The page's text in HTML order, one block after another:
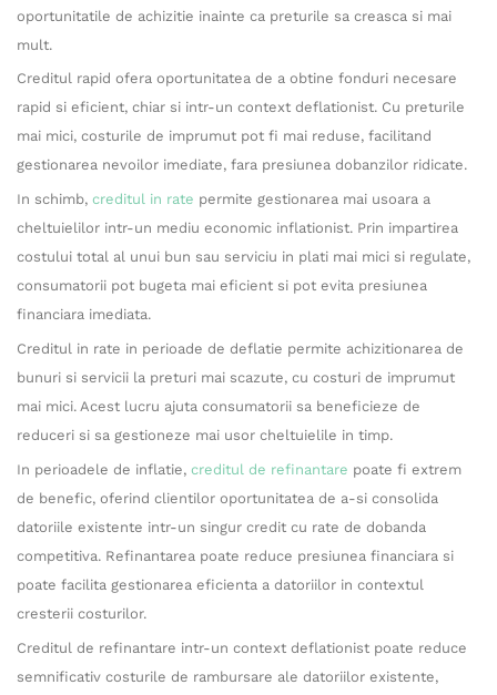
oportunitatile de achizitie inainte ca preturile sa creasca si mai
mult.
Creditul rapid ofera oportunitatea de a obtine fonduri necesare
rapid si eficient, chiar si intr-un context deflationist. Cu preturile
mai mici, costurile de imprumut pot fi mai reduse, facilitand
gestionarea nevoilor imediate, fara presiunea dobanzilor ridicate.
In schimb, creditul in rate permite gestionarea mai usoara a
cheltuielilor intr-un mediu economic inflationist. Prin impartirea
costului total al unui bun sau serviciu in plati mai mici si regulate,
consumatorii pot bugeta mai eficient si pot evita presiunea
financiara imediata.
Creditul in rate in perioade de deflatie permite achizitionarea de
bunuri si servicii la preturi mai scazute, cu costuri de imprumut
mai mici. Acest lucru ajuta consumatorii sa beneficieze de
reduceri si sa gestioneze mai usor cheltuielile in timp.
In perioadele de inflatie, creditul de refinantare poate fi extrem
de benefic, oferind clientilor oportunitatea de a-si consolida
datoriile existente intr-un singur credit cu rate de dobanda
competitiva. Refinantarea poate reduce presiunea financiara si
poate facilita gestionarea eficienta a datoriilor in contextul
cresterii costurilor.
Creditul de refinantare intr-un context deflationist poate reduce
semnificativ costurile de rambursare ale datoriilor existente,